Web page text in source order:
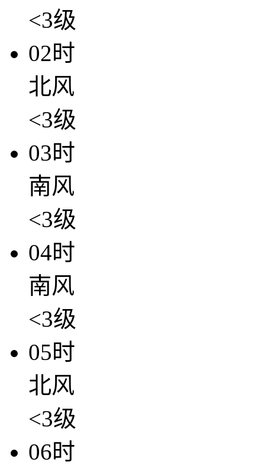
<3级
02时
北风
<3级
03时
南风
<3级
04时
南风
<3级
05时
北风
<3级
06时